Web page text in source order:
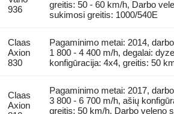
936
greitis: 50 - 60 km/h, Darbo
sukimosi greitis: 1000/540E
Claas
Axion
830
Pagaminimo metai: 2014,
1 800 - 4 400 m/h, degalai:
konfigūracija: 4x4, greitis: 50
Claas
Axion
Pagaminimo metai: 2017,
3 800 - 6 700 m/h, ašių
greitis: 50 km/h, Darbo veleno